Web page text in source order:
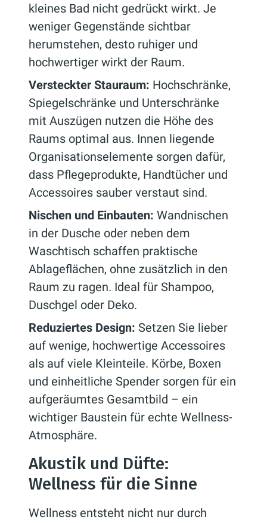
kleines Bad nicht gedrückt wirkt. Je
weniger Gegenstände sichtbar
herumstehen, desto ruhiger und
hochwertiger wirkt der Raum.
Versteckter Stauraum: Hochschränke,
Spiegelschränke und Unterschränke
mit Auszügen nutzen die Höhe des
Raums optimal aus. Innen liegende
Organisationselemente sorgen dafür,
dass Pflegeprodukte, Handtücher und
Accessoires sauber verstaut sind.
Nischen und Einbauten: Wandnischen
in der Dusche oder neben dem
Waschtisch schaffen praktische
Ablageflächen, ohne zusätzlich in den
Raum zu ragen. Ideal für Shampoo,
Duschgel oder Deko.
Reduziertes Design: Setzen Sie lieber
auf wenige, hochwertige Accessoires
als auf viele Kleinteile. Körbe, Boxen
und einheitliche Spender sorgen für ein
aufgeräumtes Gesamtbild – ein
wichtiger Baustein für echte Wellness-
Atmosphäre.
Akustik und Düfte:
Wellness für die Sinne
Wellness entsteht nicht nur durch